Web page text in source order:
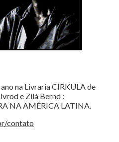
na Livraria CIRKULA de
e Zilá Bernd :
NA AMÉRICA LATINA.
contato